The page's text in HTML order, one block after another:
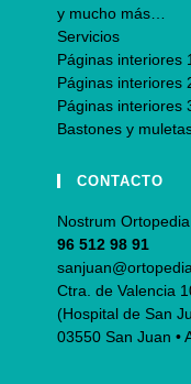
y mucho más…
Servicios
Páginas interiores 1
Páginas interiores
Páginas interiores
Bastones y
CONTACTO
Nostrum
96 512 98 91
Ctra. de Valencia
(Hospital de San
03550 San Juan •